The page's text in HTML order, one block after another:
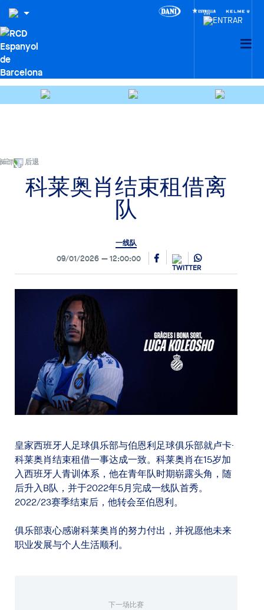
后退
科莱奥肖结束租借离
队
一线队
09/01/2026 12:00:00
皇家西班牙人足球俱乐部与伯恩利足球俱乐部就卢卡·
科莱奥肖结束租借一事达成一致。科莱奥肖在15岁加
入西班牙人青训体系，他在青年队时期崭露头角，随
后升入B队，并于2022年5月完成一线队首秀。
2022/23赛季结束后，他转会至伯恩利。
俱乐部衷心感谢科莱奥肖的努力付出，并祝愿他未来
职业发展与个人生活顺利。
下一场比赛